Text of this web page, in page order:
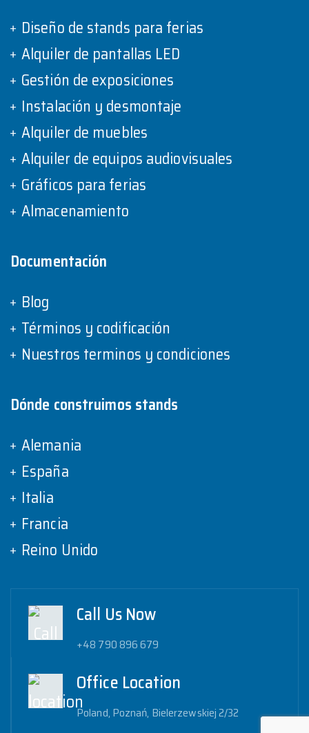
Diseño de stands para ferias
Alquiler de pantallas LED
Gestión de exposiciones
Instalación y desmontaje
Alquiler de muebles
Alquiler de equipos audiovisuales
Gráficos para ferias
Almacenamiento
Documentación
Blog
Términos y codificación
Nuestros terminos y condiciones
Dónde construimos stands
Alemania
España
Italia
Francia
Reino Unido
Call Us Now
+48 790 896 679
Office Location
Poland, Poznań, Bielerzewskiej 2/32